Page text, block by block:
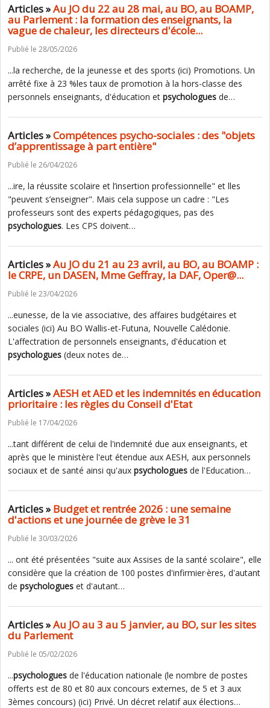
Articles »Au JO du 22 au 28 mai, au BO, au BOAMP,
au Parlement : la formation des enseignants, la
vague de chaleur, les directeurs d'école...
Publié le 28/05/2026
...la recherche, de la jeunesse et des sports (ici) Promotions. Un
arrêté fixe à 23 %les taux de promotion à la hors-classe des
personnels enseignants, d'éducation et psychologues de…
Articles »Compétences psycho-sociales : des "objets
d’apprentissage à part entière"
Publié le 26/04/2026
...ire, la réussite scolaire et l’insertion professionnelle" et lles
"peuvent s’enseigner". Mais cela suppose un cadre : "Les
professeurs sont des experts pédagogiques, pas des
psychologues. Les CPS doivent…
Articles »Au JO du 21 au 23 avril, au BO, au BOAMP :
le CRPE, un DASEN, Mme Geffray, la DAF, Oper@...
Publié le 23/04/2026
...eunesse, de la vie associative, des affaires budgétaires et
sociales (ici) Au BO Wallis-et-Futuna, Nouvelle Calédonie.
L'affectration de personnels enseignants, d'éducation et
psychologues (deux notes de…
Articles »AESH et AED et les indemnités en éducation
prioritaire : les règles du Conseil d'Etat
Publié le 17/04/2026
...tant différent de celui de l'indemnité due aux enseignants, et
après que le ministère l'eut étendue aux AESH, aux personnels
sociaux et de santé ainsi qu'aux psychologues de l'Education…
Articles »Budget et rentrée 2026 : une semaine
d'actions et une journée de grève le 31
Publié le 30/03/2026
... ont été présentées "suite aux Assises de la santé scolaire", elle
considère que la création de 100 postes d'infirmier·ères, d'autant
de psychologues et d'autant…
Articles »Au JO au 3 au 5 janvier, au BO, sur les sites
du Parlement
Publié le 05/02/2026
...psychologues de l'éducation nationale (le nombre de postes
offerts est de 80 et 80 aux concours externes, de 5 et 3 aux
3èmes concours) (ici) Privé. Un décret relatif aux élections…